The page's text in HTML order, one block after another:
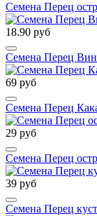
Семена Перец
18.90 руб
Семена Перец
69 руб
Семена Перец
29 руб
Семена Перец
39 руб
Семена Перец